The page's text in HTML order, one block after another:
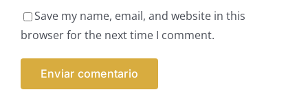
Save my name, email, and website in this
browser for the next time I comment.